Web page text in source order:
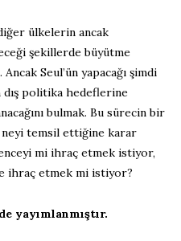
ülkelerin ancak
şekillerde büyütme
Seul’ün yapacağı şimdi
politika hedeflerine
bulmak. Bu sürecin bir
neyi temsil ettiğine karar
mi ihraç etmek istiyor,
ihraç etmek mi istiyor?
yayımlanmıştır.